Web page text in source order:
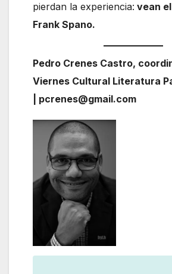
pierdan la experiencia: vean
Frank Spano.
Pedro Crenes Castro,
Viernes Cultural Literatura
| pcrenes@gmail.com